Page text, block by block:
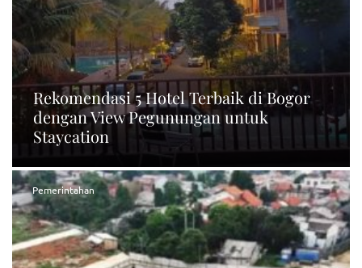
Rekomendasi 5 Hotel Terbaik di Bogor
dengan View Pegunungan untuk
Staycation
Pemerintahan